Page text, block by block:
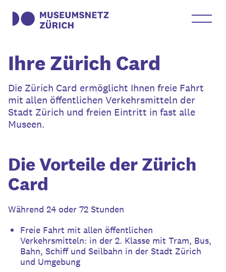
Ihre Zürich Card
Die Zürich Card ermöglicht Ihnen freie Fahrt
mit allen öffentlichen Verkehrsmitteln der
Stadt Zürich und freien Eintritt in fast alle
Museen.
Die Vorteile der Zürich
Card
Während 24 oder 72 Stunden
Freie Fahrt mit allen öffentlichen
Verkehrsmitteln: in der 2. Klasse mit Tram, Bus,
Bahn, Schiff und Seilbahn in der Stadt Zürich
und Umgebung